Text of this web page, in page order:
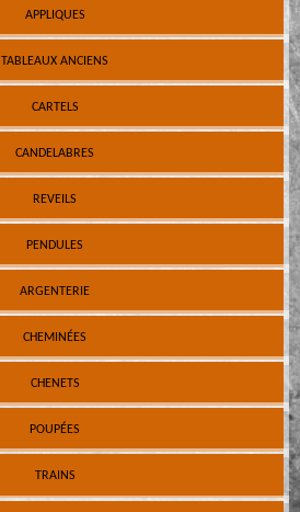
APPLIQUES
TABLEAUX ANCIENS
CARTELS
CANDELABRES
REVEILS
PENDULES
ARGENTERIE
CHEMINÉES
CHENETS
POUPÉES
TRAINS